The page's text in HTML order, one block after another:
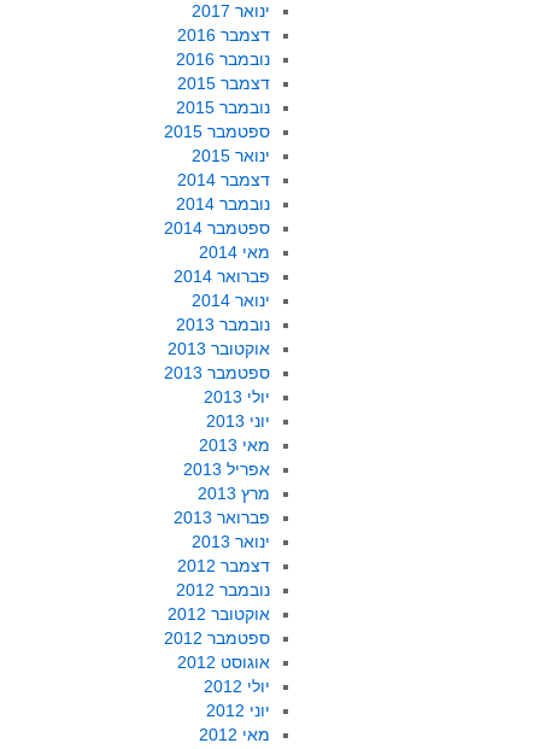
ינואר 2017
דצמבר 2016
נובמבר 2016
דצמבר 2015
נובמבר 2015
ספטמבר 2015
ינואר 2015
דצמבר 2014
נובמבר 2014
ספטמבר 2014
מאי 2014
פברואר 2014
ינואר 2014
נובמבר 2013
אוקטובר 2013
ספטמבר 2013
יולי 2013
יוני 2013
מאי 2013
אפריל 2013
מרץ 2013
פברואר 2013
ינואר 2013
דצמבר 2012
נובמבר 2012
אוקטובר 2012
ספטמבר 2012
אוגוסט 2012
יולי 2012
יוני 2012
מאי 2012